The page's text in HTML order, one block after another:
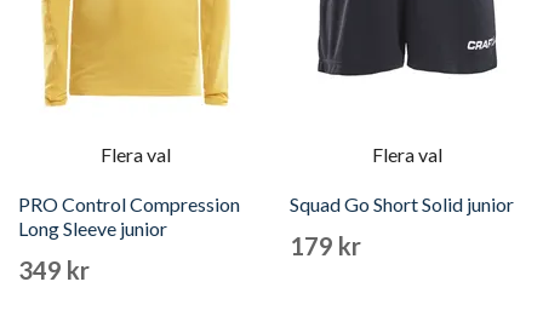
Flera val
PRO Control Compression
Long Sleeve junior
349 kr
Flera val
Squad Go Short Solid junior
179 kr